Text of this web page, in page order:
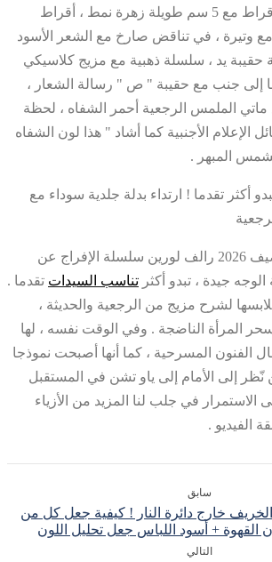
ارتدى الفضة شرابة أقراط مع 5 سم طويلة زهرة نمط ، أقراط
مع وتيرة ، في تناقض صارخ مع الشعر الأسود
حقيبة يد ، سلسلة ذهبية مع مزيج كلاسيكي
إلى جنب مع حقيبة " ص " رسالة الشعار ،
الملمس الرجعية أحمر الشفاه ، لحظة
الإعلام الأجنبية كما أشاد " هذا لون الشفاه
المبهر .
ياو تشين في ربيع وصيف 2026 رالف لورين سلسلة الإفراج عن
جيدة ، تبدو أكثر تناسب السيدات تقدما .
لشرح مزيج من الرجعية والحديثة ،
المرأة الناضجة . وفي الوقت نفسه ، لها
الفنون المسرحية ، كما أنها أصبحت نموذجا
نّظر إلى الأمام إلى ياو تشن في المستقبل
في جلب لنا المزيد من الأزياء
الفيديو .
سابق
خارج دائرة النار ! كيفية جعل كل من
التالي